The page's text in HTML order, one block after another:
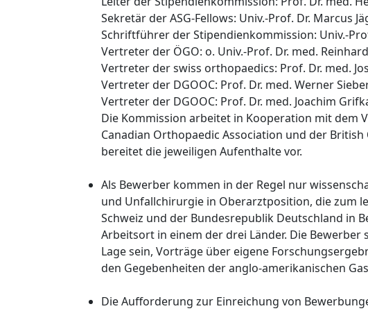
Sekretär der ASG-Fellows: Univ.-Prof. Dr. Marcus
Schriftführer der Stipendienkommission: Univ.-
Vertreter der ÖGO: o. Univ.-Prof. Dr. med.
Vertreter der swiss orthopaedics: Prof. Dr. med.
Vertreter der DGOOC: Prof. Dr. med. Werner
Vertreter der DGOOC: Prof. Dr. med. Joachim
Die Kommission arbeitet in Kooperation mit dem
Canadian Orthopaedic Association und der
bereitet die jeweiligen Aufenthalte vor.
Als Bewerber kommen in der Regel nur
und Unfallchirurgie in Oberarztposition, die zum
Schweiz und der Bundesrepublik Deutschland in
Arbeitsort in einem der drei Länder. Die
Lage sein, Vorträge über eigene
den Gegebenheiten der anglo-amerikanischen
Die Aufforderung zur Einreichung von